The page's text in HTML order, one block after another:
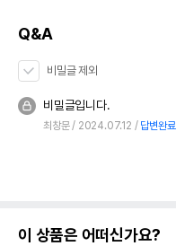
Q&A
비밀글 제외
비밀글입니다.
최창문 2024.07.12 답변완료
이 상품은 어떠신가요?